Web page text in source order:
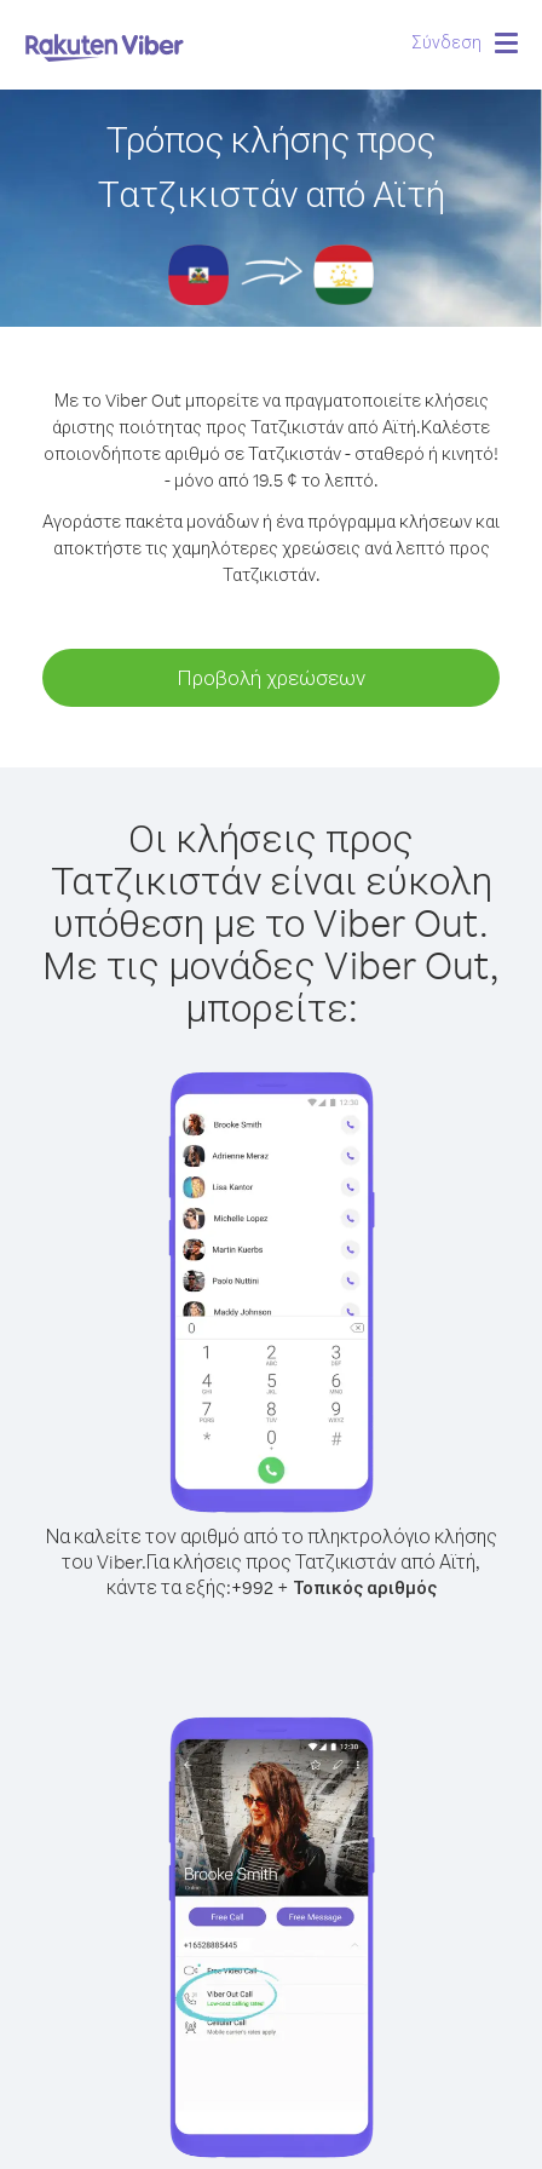
Σύνδεση
Τρόπος κλήσης προς
Τατζικιστάν από Αϊτή
Με το Viber Out μπορείτε να πραγματοποιείτε κλήσεις
άριστης ποιότητας προς Τατζικιστάν από Αϊτή.Καλέστε
οποιονδήποτε αριθμό σε Τατζικιστάν - σταθερό ή κινητό!
- μόνο από 19.5 ¢ το λεπτό.
Αγοράστε πακέτα μονάδων ή ένα πρόγραμμα κλήσεων και
αποκτήστε τις χαμηλότερες χρεώσεις ανά λεπτό προς
Τατζικιστάν.
Προβολή χρεώσεων
Οι κλήσεις προς
Τατζικιστάν είναι εύκολη
υπόθεση με το Viber Out.
Με τις μονάδες Viber Out,
μπορείτε:
Να καλείτε τον αριθμό από το πληκτρολόγιο κλήσης
του Viber.Για κλήσεις προς Τατζικιστάν από Αϊτή,
κάντε τα εξής:+992+ Τοπικός αριθμός